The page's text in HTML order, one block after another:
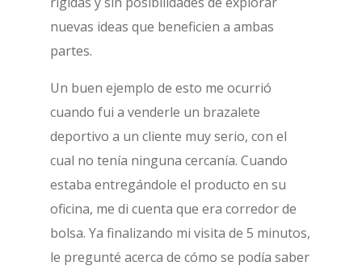
nuevas ideas que beneficien a ambas
partes.
Un buen ejemplo de esto me ocurrió
cuando fui a venderle un brazalete
deportivo a un cliente muy serio, con el
cual no tenía ninguna cercanía. Cuando
estaba entregándole el producto en su
oficina, me di cuenta que era corredor de
bolsa. Ya finalizando mi visita de 5 minutos,
le pregunté acerca de cómo se podía saber